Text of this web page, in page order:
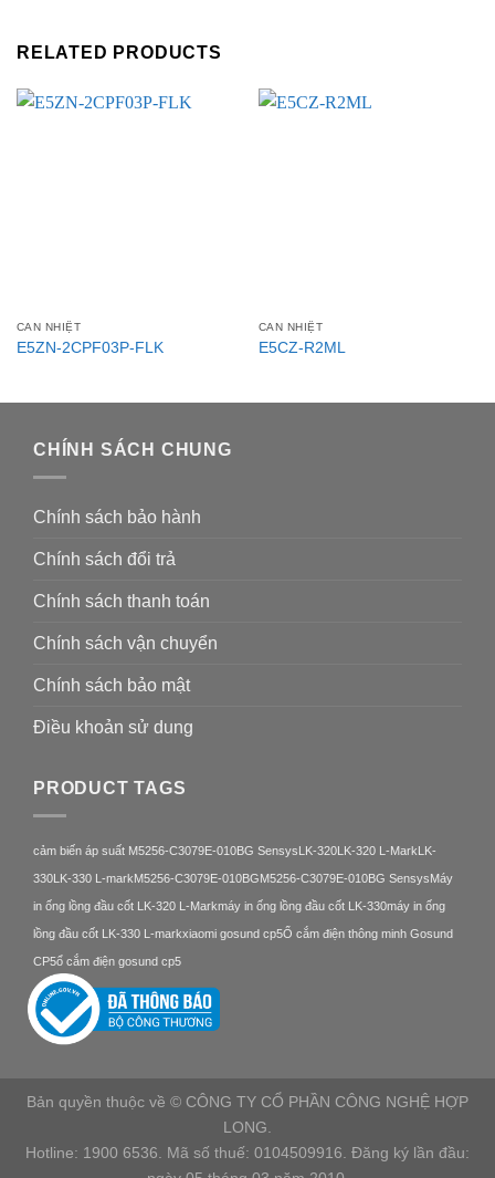
RELATED PRODUCTS
CAN NHIỆT
E5ZN-2CPF03P-FLK
CAN NHIỆT
E5CZ-R2ML
CHÍNH SÁCH CHUNG
Chính sách bảo hành
Chính sách đổi trả
Chính sách thanh toán
Chính sách vận chuyển
Chính sách bảo mật
Điều khoản sử dung
PRODUCT TAGS
cảm biến áp suất M5256-C3079E-010BG SensysLK-320LK-320 L-MarkLK-
330LK-330 L-markM5256-C3079E-010BGM5256-C3079E-010BG SensysMáy
in ống lồng đầu cốt LK-320 L-Markmáy in ống lồng đầu cốt LK-330máy in ống
lồng đầu cốt LK-330 L-markxiaomi gosund cp5Ổ cắm điện thông minh Gosund
CP5ổ cắm điện gosund cp5
Bản quyền thuộc về © CÔNG TY CỔ PHẦN CÔNG NGHỆ HỢP
LONG.
Hotline: 1900 6536. Mã số thuế: 0104509916. Đăng ký lần đầu: